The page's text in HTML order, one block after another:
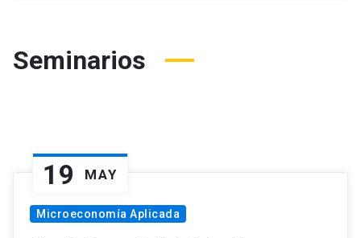
Seminarios
19 MAY
Microeconomía Aplicada